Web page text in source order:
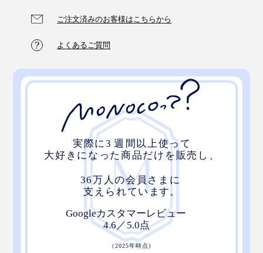
ご注文済みのお客様はこちらから
よくあるご質問